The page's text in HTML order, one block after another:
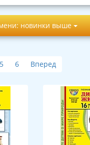
новинки выше
5 6 Вперед